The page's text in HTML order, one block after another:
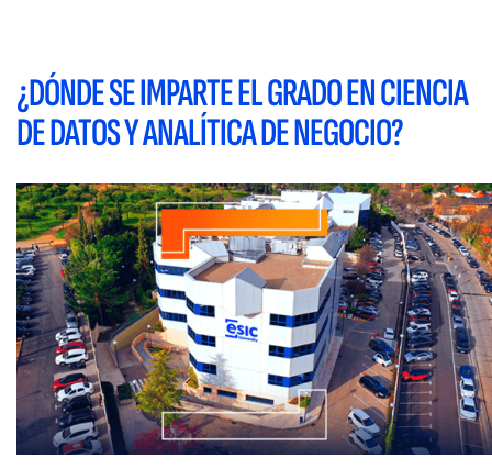
¿DÓNDE SE IMPARTE EL GRADO EN CIENCIA
DE DATOS Y ANALÍTICA DE NEGOCIO?